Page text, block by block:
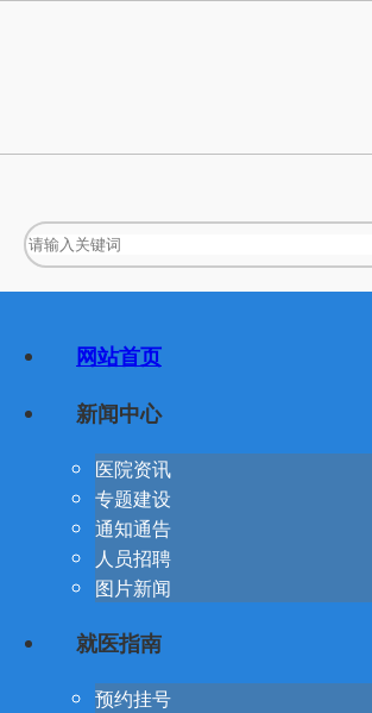
网站首页
新闻中心
医院资讯
专题建设
通知通告
人员招聘
图片新闻
就医指南
预约挂号